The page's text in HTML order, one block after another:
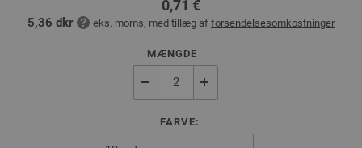
0,71 €
5,36 dkr eks. moms, med tillæg af forsendelsesomkostninger
MÆNGDE
FARVE: